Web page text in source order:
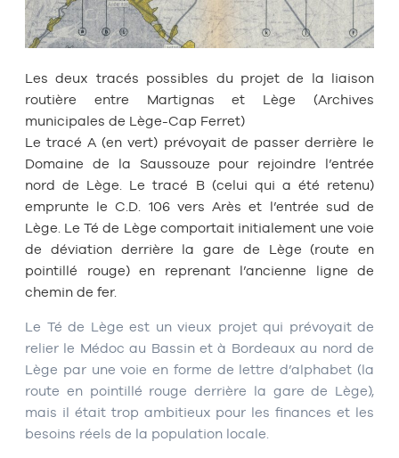
Les deux tracés possibles du projet de la liaison
routière entre Martignas et Lège (Archives
municipales de Lège-Cap Ferret)
Le tracé A (en vert) prévoyait de passer derrière le
Domaine de la Saussouze pour rejoindre l’entrée
nord de Lège. Le tracé B (celui qui a été retenu)
emprunte le C.D. 106 vers Arès et l’entrée sud de
Lège. Le Té de Lège comportait initialement une voie
de déviation derrière la gare de Lège (route en
pointillé rouge) en reprenant l’ancienne ligne de
chemin de fer.
Le Té de Lège est un vieux projet qui prévoyait de
relier le Médoc au Bassin et à Bordeaux au nord de
Lège par une voie en forme de lettre d’alphabet (la
route en pointillé rouge derrière la gare de Lège),
mais il était trop ambitieux pour les finances et les
besoins réels de la population locale.